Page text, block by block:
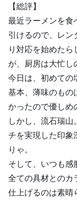
【総評】
最近ラーメンを食
引けるので、レン
り対応を始めた
が、厨房は大忙し
今日は、初めての
基本、薄味のもの
かったので優しめ
しかし、流石瑞
チを実現した印象
りゃ。
そして、いつも感
全ての具材とのカ
仕上げるのは素晴